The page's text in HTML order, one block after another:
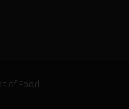
of Food